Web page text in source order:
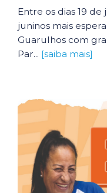
Entre os dias 19 de
juninos mais
Guarulhos com
Par... [saiba mais]